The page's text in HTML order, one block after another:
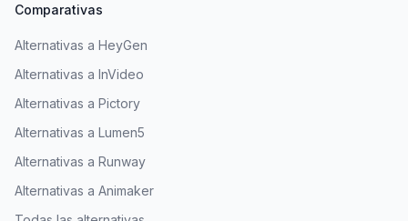
Comparativas
Alternativas a HeyGen
Alternativas a InVideo
Alternativas a Pictory
Alternativas a Lumen5
Alternativas a Runway
Alternativas a Animaker